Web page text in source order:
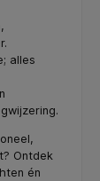
alles
Ontdek
én